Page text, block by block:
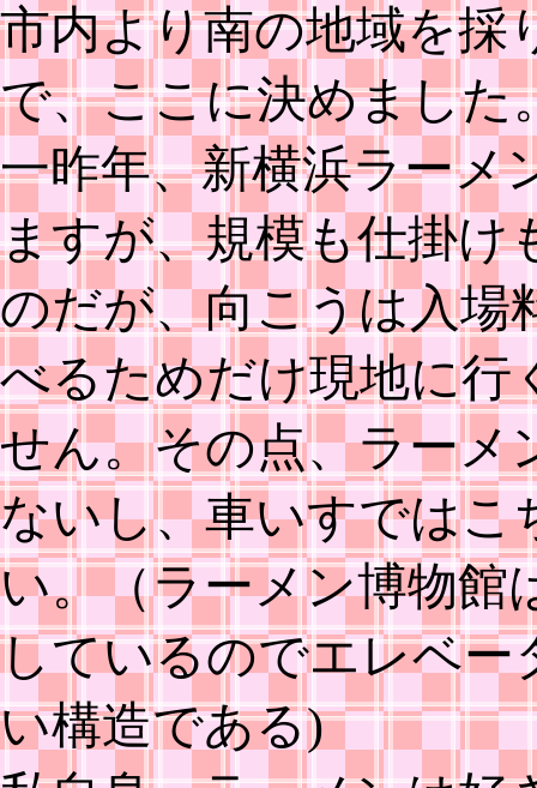
市内より南の地域を採
で、ここに決めました
一昨年、新横浜ラーメ
ますが、規模も仕掛け
のだが、向こうは入場
べるためだけ現地に行
せん。その点、ラーメ
ないし、車いすではこ
い。（ラーメン博物館
しているのでエレベー
い構造である)